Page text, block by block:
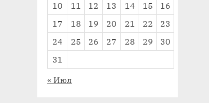
10
11 12 13 14 15
16
17
18 19 20 21 22
23
24
25 26 27 28 29
30
31
« Июл